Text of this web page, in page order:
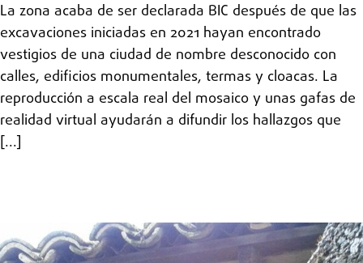
La zona acaba de ser declarada BIC después de que las
excavaciones iniciadas en 2021 hayan encontrado
vestigios de una ciudad de nombre desconocido con
calles, edificios monumentales, termas y cloacas. La
reproducción a escala real del mosaico y unas gafas de
realidad virtual ayudarán a difundir los hallazgos que
[...]